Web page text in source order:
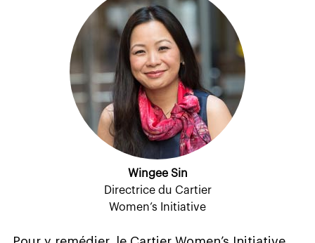
Wingee Sin
Directrice du Cartier
Women’s Initiative